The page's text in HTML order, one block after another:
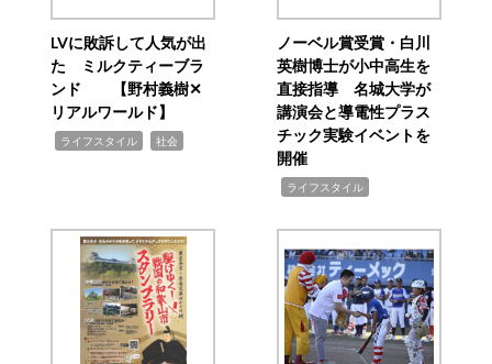
LVに敗訴して人気が出
た ミルクティーブラ
ンド 【野村義樹✕
リアルワールド】
ライフスタイル 社会
ノーベル賞受賞・白川
英樹博士が小中高生を
直接指導 名城大学が
講演会と導電性プラス
チック実験イベントを
開催
ライフスタイル